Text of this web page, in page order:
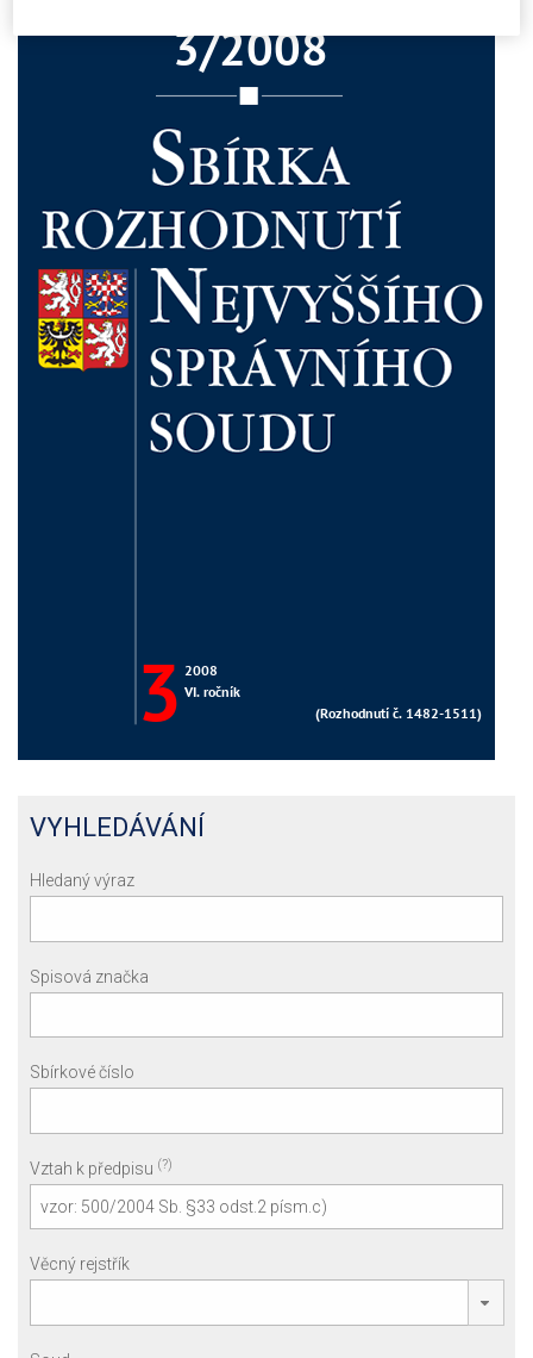
VYHLEDÁVÁNÍ
Hledaný výraz
Spisová značka
Sbírkové číslo
Vztah k předpisu (?)
Věcný rejstřík